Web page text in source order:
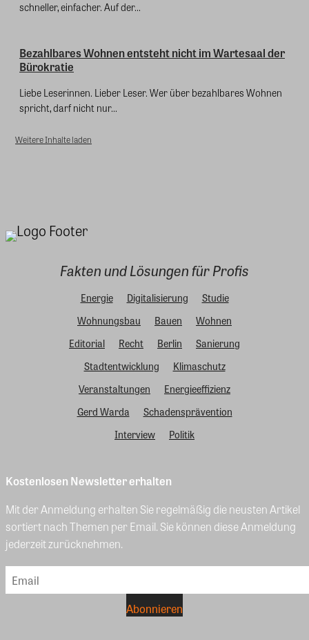
schneller, einfacher. Auf der...
Bezahlbares Wohnen entsteht nicht im Wartesaal der
Bürokratie
Liebe Leserinnen. Lieber Leser. Wer über bezahlbares Wohnen
spricht, darf nicht nur...
Weitere Inhalte laden
Fakten und Lösungen für Profis
Energie Digitalisierung
Studie
Wohnungsbau
Bauen
Wohnen
Editorial
Recht Berlin
Sanierung
Stadtentwicklung
Klimaschutz
Veranstaltungen
Energieeffizienz
Gerd Warda
Schadensprävention
Interview
Politik
Kostenlosen Newsletter erhalten
Mit der Anmeldung erhalten Sie regelmäßig die neusten Artikel
sortiert nach Themen per Email. Sie können diese Anmeldung
jederzeit zurücknehmen.